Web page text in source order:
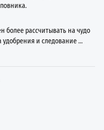
более рассчитывать на чудо
и следование ...